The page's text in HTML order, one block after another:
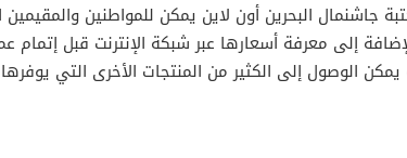
جاشنمال البحرين أون لاين يمكن للمواطنين
إلى معرفة أسعارها عبر شبكة الإنترنت قبل إتمام
الوصول إلى الكثير من المنتجات الأخرى التي